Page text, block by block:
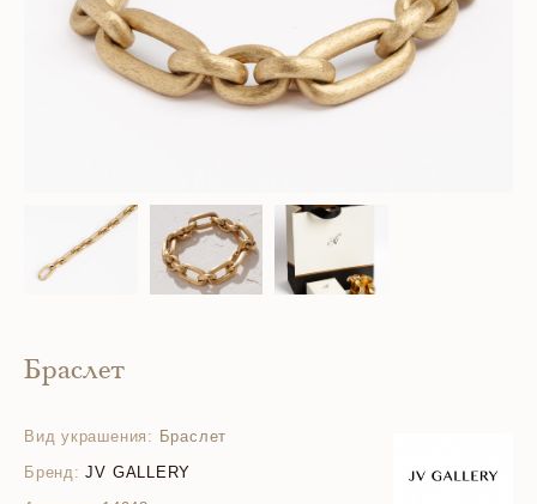
Браслет
Вид украшения: Браслет
Бренд: JV GALLERY